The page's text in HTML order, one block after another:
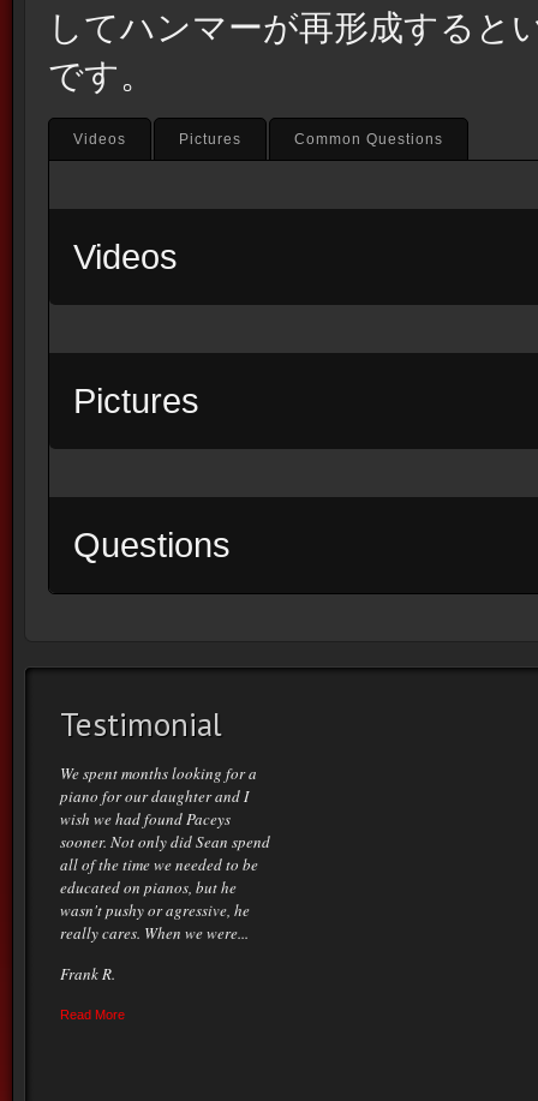
してハンマーが再形成すると
です。
Videos Pictures Common Questions
Videos
Pictures
Questions
Testimonial
We spent months looking for a
piano for our daughter and I
wish we had found Paceys
sooner. Not only did Sean spend
all of the time we needed to be
educated on pianos, but he
wasn't pushy or agressive, he
really cares. When we were...
Frank R.
Read More